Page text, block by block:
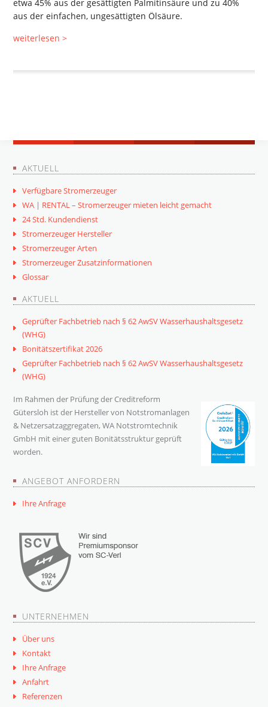
etwa 45% aus der gesättigten Palmitinsäure und zu 40%
aus der einfachen, ungesättigten Ölsäure.
weiterlesen >
AKTUELL
Verfügbare Stromerzeuger
WA | RENTAL – Stromerzeuger mieten leicht gemacht
24 Std. Kundendienst
Stromerzeuger Hersteller
Stromerzeuger Arten
Stromerzeuger Zusatzinformationen
Glossar
AKTUELL
Geprüfter Fachbetrieb nach § 62 AwSV Wasserhaushaltsgesetz
(WHG)
Bonitätszertifikat 2026
Geprüfter Fachbetrieb nach § 62 AwSV Wasserhaushaltsgesetz
(WHG)
Im Rahmen der Prüfung der Creditreform
Gütersloh ist der Hersteller von Notstromanlagen
& Netzersatzaggregaten, WA Notstromtechnik
GmbH mit einer guten Bonitätsstruktur geprüft
worden.
ANGEBOT ANFORDERN
Ihre Anfrage
UNTERNEHMEN
Über uns
Kontakt
Ihre Anfrage
Anfahrt
Referenzen